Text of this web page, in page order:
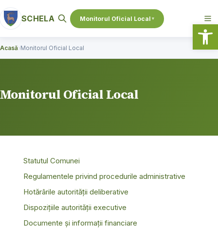
SCHELA Monitorul Oficial Local ▾
Acasă›Monitorul Oficial Local
Monitorul Oficial Local
Statutul Comunei
Regulamentele privind procedurile administrative
Hotărârile autorității deliberative
Dispozițiile autorității executive
Documente și informații financiare